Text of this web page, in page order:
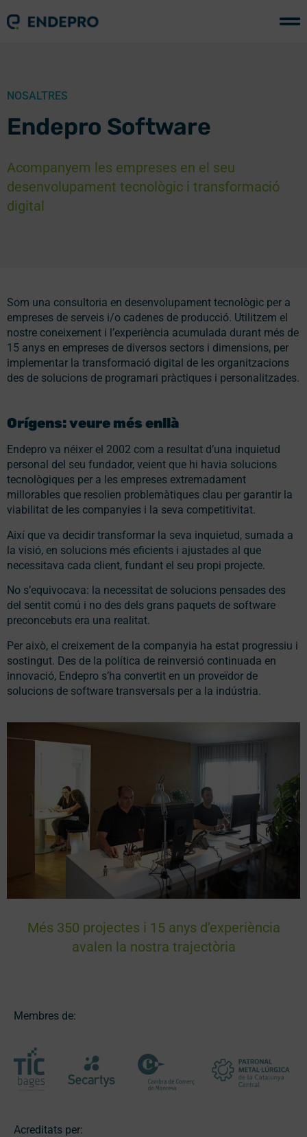
NOSALTRES
Endepro Software
Acompanyem les empreses en el seu
desenvolupament tecnològic i transformació
digital
Més 350 projectes i 15 anys d’experiència
avalen la nostra trajectòria
Som una consultoria en desenvolupament tecnològic per a
empreses de serveis i/o cadenes de producció. Utilitzem el
nostre coneixement i l’experiència acumulada durant més de
15 anys en empreses de diversos sectors i dimensions, per
implementar la transformació digital de les organitzacions
des de solucions de programari pràctiques i personalitzades.
Orígens: veure més enllà
Endepro va néixer el 2002 com a resultat d’una inquietud
personal del seu fundador, veient que hi havia solucions
tecnològiques per a les empreses extremadament
millorables que resolien problemàtiques clau per garantir la
viabilitat de les companyies i la seva competitivitat.
Així que va decidir transformar la seva inquietud, sumada a
la visió, en solucions més eficients i ajustades al que
necessitava cada client, fundant el seu propi projecte.
No s’equivocava: la necessitat de solucions pensades des
del sentit comú i no des dels grans paquets de software
preconcebuts era una realitat.
Per això, el creixement de la companyia ha estat progressiu i
sostingut. Des de la política de reinversió continuada en
innovació, Endepro s’ha convertit en un proveïdor de
solucions de software transversals per a la indústria.
Membres de:
Acreditats per: